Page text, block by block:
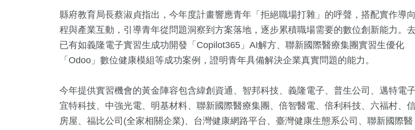
縣府教育局長蔡淑貞指出，今年度計畫響應青年「拒絕職場打雜」的呼聲，搭配實作導
程與產業互動，引導青年從問題洞察到方案落地，逐步累積職場需要的數位創新能力。
已有如義隆電子實習生成功開發「Copilot365」AI解方、聯新國際醫療集團實習生優化
「Odoo」數位健康模組等成功案例，證明青年具備解決企業真實問題的能力。
今年提供實習機會的黃金陣容包含緯創資通、智邦科技、義隆電子、普生公司、邁特電子
宜特科技、中強光電、明基材料、聯新國際醫療集團、倍智醫電、倍利科技、六福村、
房屋、福比公司(全家相關企業)、台灣健康網路平台、臺灣健康生態系公司、聯新國際醫